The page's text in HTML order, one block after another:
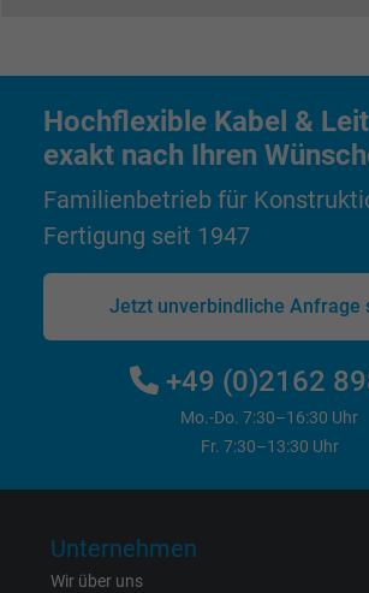
Name act, Facebook Pixel
Anbieter Facebook Ireland Ltd.
Laufzeit 1 Jahr
Cookie von Facebook
Anzeigenausrichtung
Name c_user, Facebook Pixel
Facebook Ireland Ltd.
1 Jahr
Anzeigenausrichtung
Hochflexible Kabel &
exakt nach Ihren
Familienbetrieb für
Fertigung seit 1947
Jetzt unverbindliche Anfrage
+49 (0)2162
Mo.-Do. 7:30–16:30 Uhr
Fr. 7:30–13:30 Uhr
Unternehmen
Wir über uns